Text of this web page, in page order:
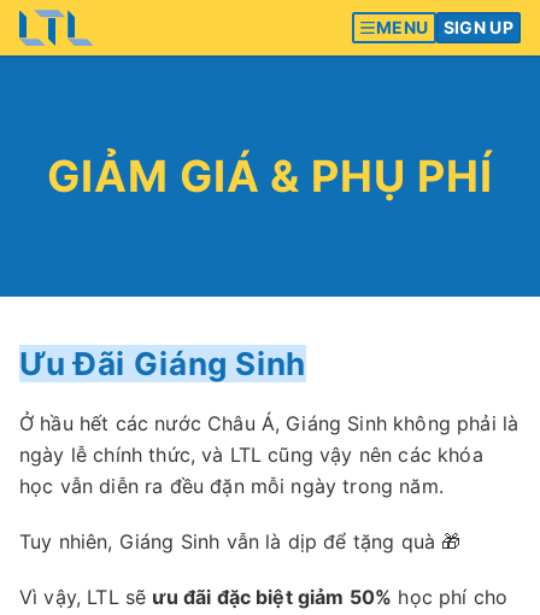
MENU SIGN UP
GIẢM GIÁ & PHỤ PHÍ
Ưu Đãi Giáng Sinh
Ở hầu hết các nước Châu Á, Giáng Sinh không phải là
ngày lễ chính thức, và LTL cũng vậy nên các khóa
học vẫn diễn ra đều đặn mỗi ngày trong năm.
Tuy nhiên, Giáng Sinh vẫn là dịp để tặng quà 🎁
Vì vậy, LTL sẽ ưu đãi đặc biệt giảm 50% học phí cho